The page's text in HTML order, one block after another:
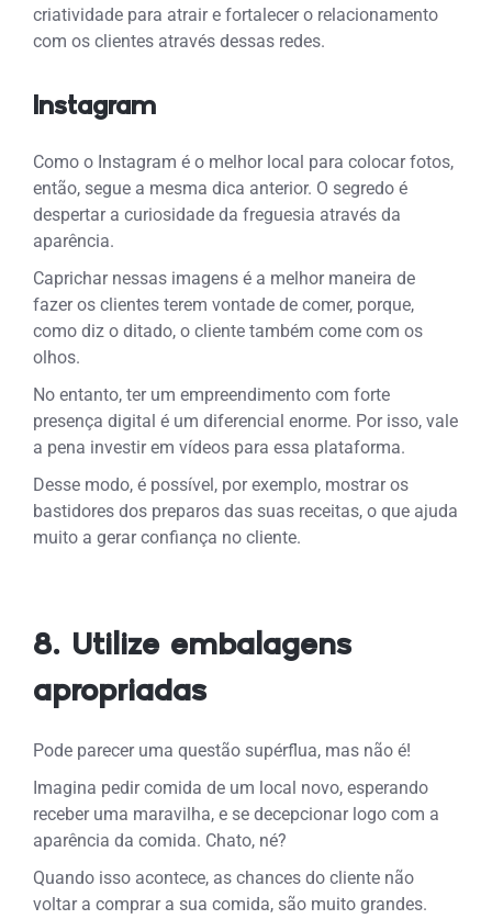
criatividade para atrair e fortalecer o relacionamento
com os clientes através dessas redes.
Instagram
Como o Instagram é o melhor local para colocar fotos,
então, segue a mesma dica anterior. O segredo é
despertar a curiosidade da freguesia através da
aparência.
Caprichar nessas imagens é a melhor maneira de
fazer os clientes terem vontade de comer, porque,
como diz o ditado, o cliente também come com os
olhos.
No entanto, ter um empreendimento com forte
presença digital é um diferencial enorme. Por isso, vale
a pena investir em vídeos para essa plataforma.
Desse modo, é possível, por exemplo, mostrar os
bastidores dos preparos das suas receitas, o que ajuda
muito a gerar confiança no cliente.
8. Utilize embalagens
apropriadas
Pode parecer uma questão supérflua, mas não é!
Imagina pedir comida de um local novo, esperando
receber uma maravilha, e se decepcionar logo com a
aparência da comida. Chato, né?
Quando isso acontece, as chances do cliente não
voltar a comprar a sua comida, são muito grandes.